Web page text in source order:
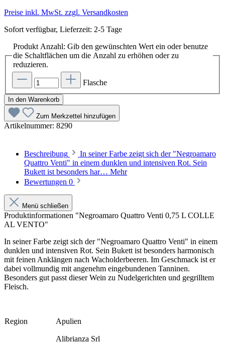
Preise inkl. MwSt. zzgl. Versandkosten
Sofort verfügbar, Lieferzeit: 2-5 Tage
Produkt Anzahl: Gib den gewünschten Wert ein oder benutze
die Schaltflächen um die Anzahl zu erhöhen oder zu
reduzieren.
Flasche
In den Warenkorb
Zum Merkzettel hinzufügen
Artikelnummer: 8290
Beschreibung
In seiner Farbe zeigt sich der "Negroamaro
Quattro Venti" in einem dunklen und intensiven Rot. Sein
Bukett ist besonders har… Mehr
Bewertungen 0
Menü schließen
Produktinformationen "Negroamaro Quattro Venti 0,75 L COLLE
AL VENTO"
In seiner Farbe zeigt sich der "Negroamaro Quattro Venti" in einem
dunklen und intensiven Rot. Sein Bukett ist besonders harmonisch
mit feinen Anklängen nach Wacholderbeeren. Im Geschmack ist er
dabei vollmundig mit angenehm eingebundenen Tanninen.
Besonders gut passt dieser Wein zu Nudelgerichten und gegrilltem
Fleisch.
Region Apulien
Alibrianza Srl